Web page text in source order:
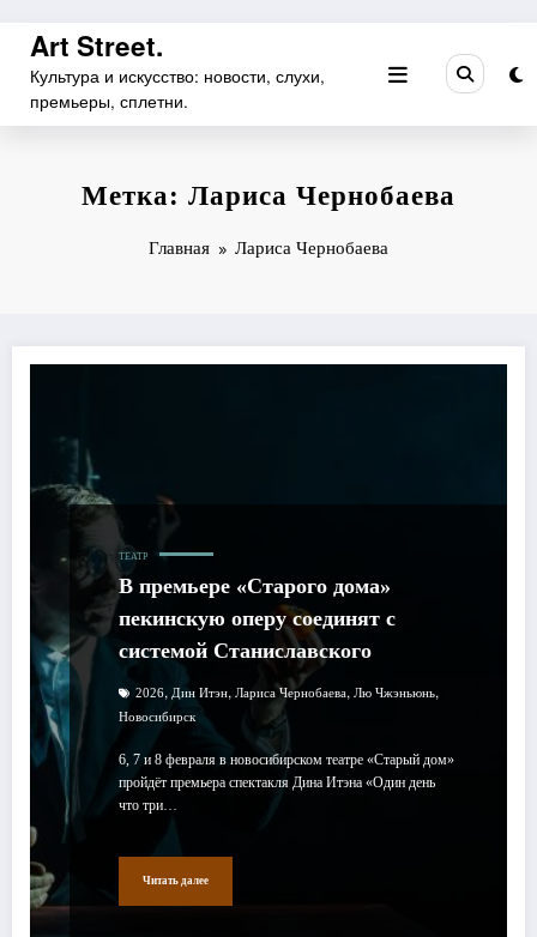
Перейти
содержимому
Art Street.
Культура и искусство: новости, слухи,
премьеры, сплетни.
Метка: Лариса Чернобаева
Главная Лариса Чернобаева
ТЕАТР
В премьере «Старого дома»
пекинскую оперу соединят с
системой Станиславского
2026, Дин Итэн, Лариса Чернобаева, Лю Чжэньюнь,
Новосибирск
6, 7 и 8 февраля в новосибирском театре «Старый дом»
пройдёт премьера спектакля Дина Итэна «Один день
что три…
Читать далее